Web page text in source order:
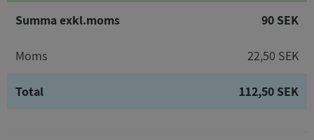
Summa exkl.moms 90 SEK
Moms 22,50 SEK
Total 112,50 SEK